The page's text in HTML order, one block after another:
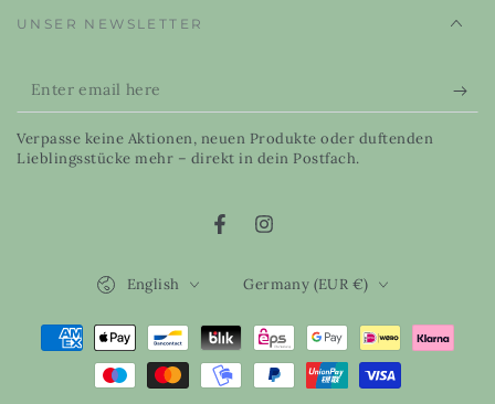
UNSER NEWSLETTER
Enter
email
here
Verpasse keine Aktionen, neuen Produkte oder duftenden
Lieblingsstücke mehr – direkt in dein Postfach.
FacebookInstagram
English Germany (EUR €)
Payment
methods